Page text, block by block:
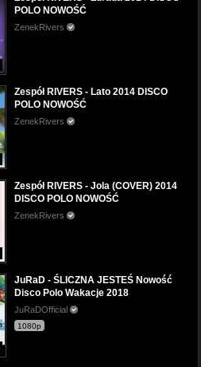
POLO NOWOŚĆ
ZenekRivers
Zespół RIVERS - Lato 2014 DISCO
POLO NOWOŚĆ
ZenekRivers
Zespół RIVERS - Jola (COVER) 2014
DISCO POLO NOWOŚĆ
ZenekRivers
JuRaD - ŚLICZNA JESTEŚ Nowość
Disco Polo Wakacje 2018
JuRaDOfficial
1080p